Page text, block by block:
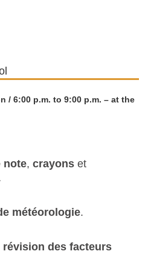
/ 6:00 p.m. to 9:00 p.m. – at the
note, crayons et
météorologie.
révision des facteurs